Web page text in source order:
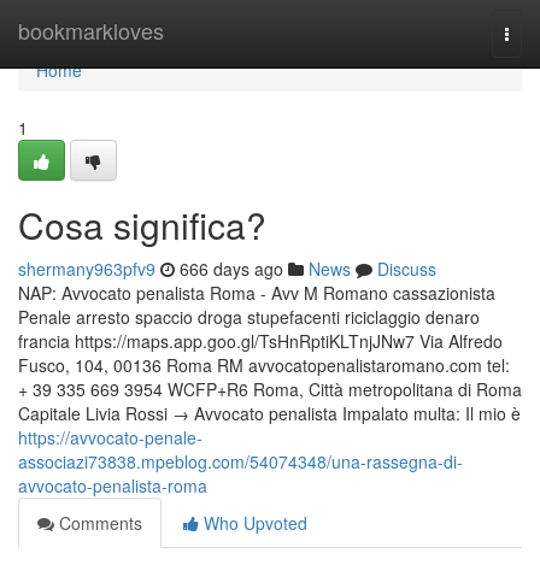
bookmarkloves
Home
Home
1
Cosa significa?
shermany963pfv9 666 days ago News
Discuss
NAP: Avvocato penalista Roma - Avv M Romano cassazionista
Penale arresto spaccio droga stupefacenti riciclaggio denaro
francia https://maps.app.goo.gl/TsHnRptiKLTnjJNw7 Via Alfredo
Fusco, 104, 00136 Roma RM avvocatopenalistaromano.com tel:
+ 39 335 669 3954 WCFP+R6 Roma, Città metropolitana di Roma
Capitale Livia Rossi → Avvocato penalista Impalato multa: Il mio è
https://avvocato-penale-
associazi73838.mpeblog.com/54074348/una-rassegna-di-
avvocato-penalista-roma
Comments
Who Upvoted